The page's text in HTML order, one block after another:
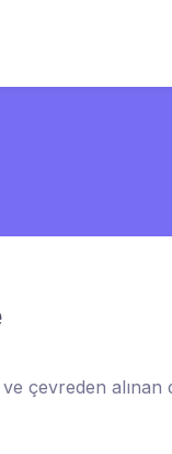
çevreden alınan